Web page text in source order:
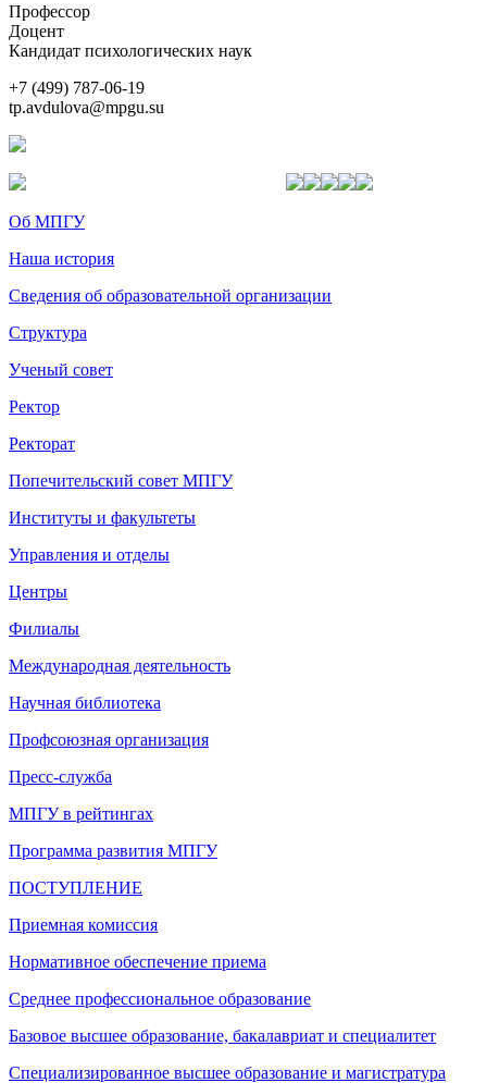
Профессор
Доцент
Кандидат психологических наук
+7 (499) 787-06-19
tp.avdulova@mpgu.su
Об МПГУ
Наша история
Сведения об образовательной организации
Структура
Ученый совет
Ректор
Ректорат
Попечительский совет МПГУ
Институты и факультеты
Управления и отделы
Центры
Филиалы
Международная деятельность
Научная библиотека
Профсоюзная организация
Пресс-служба
МПГУ в рейтингах
Программа развития МПГУ
ПОСТУПЛЕНИЕ
Приемная комиссия
Нормативное обеспечение приема
Среднее профессиональное образование
Базовое высшее образование, бакалавриат и специалитет
Специализированное высшее образование и магистратура